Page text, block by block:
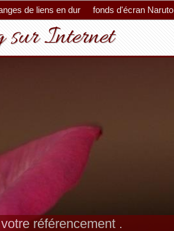
de liens en dur fonds d'écran Naruto
sur Internet
référencement .